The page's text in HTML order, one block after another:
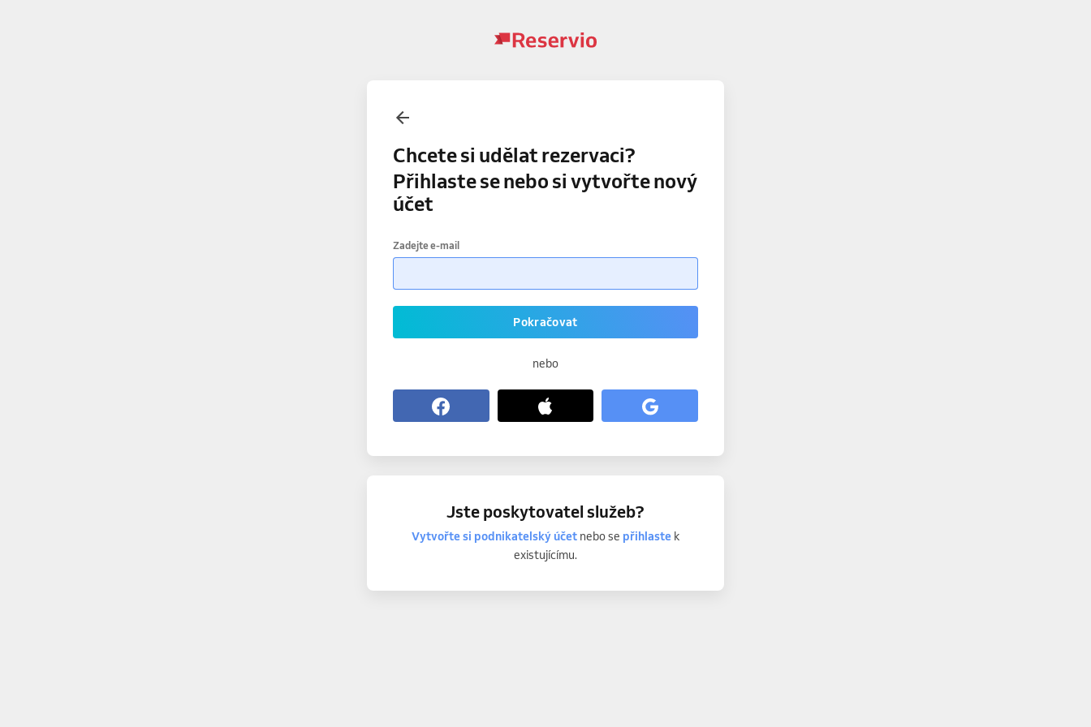
Chcete si udělat rezervaci?
Přihlaste se nebo si vytvořte nový
účet
Zadejte e-mail
Pokračovat
nebo
Jste poskytovatel služeb?
Vytvořte si podnikatelský účetnebo se přihlastek
existujícímu.